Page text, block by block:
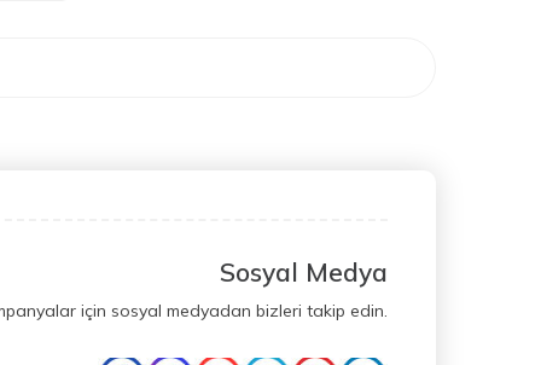
Sosyal Medya
için sosyal medyadan bizleri takip edin.